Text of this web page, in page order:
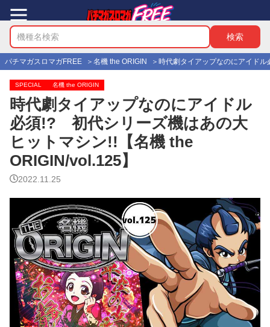
パチマガスロマガFREE 名機 the ORIGIN 時代劇タイアップなのにアイド
SPECIAL 名機 the ORIGIN
時代劇タイアップなのにアイドル
必須!? 初代シリーズ機はあの大
ヒットマシン!!【名機 the
ORIGIN/vol.125】
2022.11.25